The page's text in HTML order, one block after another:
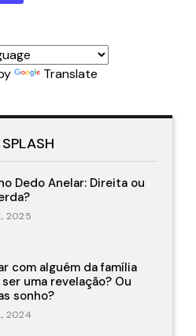
Translate
Dedo Anelar: Direita ou
2025
com alguém da família
uma revelação? Ou
sonho?
2024